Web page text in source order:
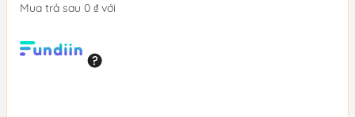
Mua trả sau 0 ₫ với